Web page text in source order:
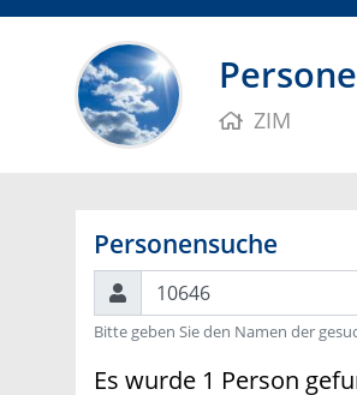
ZIM
Personensuche
Suchen
Bitte geben Sie den Namen der
Es wurde 1 Person